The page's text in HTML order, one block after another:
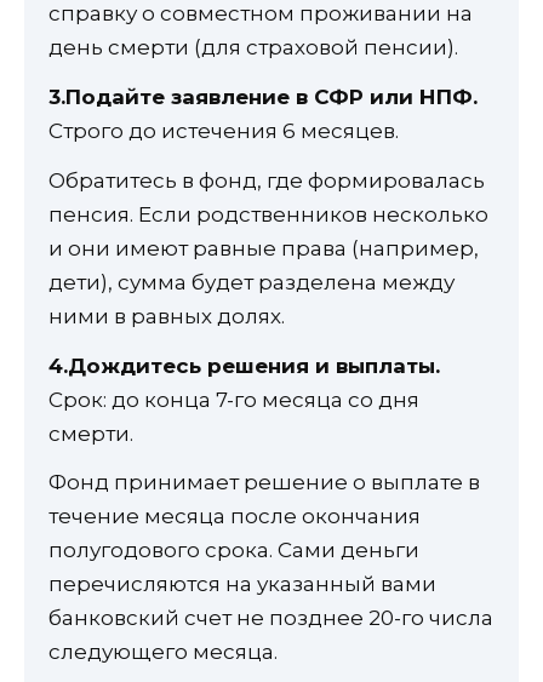
справку о совместном проживании на
день смерти (для страховой пенсии).
3.Подайте заявление в СФР или НПФ.
Строго до истечения 6 месяцев.
Обратитесь в фонд, где формировалась
пенсия. Если родственников несколько
и они имеют равные права (например,
дети), сумма будет разделена между
ними в равных долях.
4.Дождитесь решения и выплаты.
Срок: до конца 7-го месяца со дня
смерти.
Фонд принимает решение о выплате в
течение месяца после окончания
полугодового срока. Сами деньги
перечисляются на указанный вами
банковский счет не позднее 20-го числа
следующего месяца.